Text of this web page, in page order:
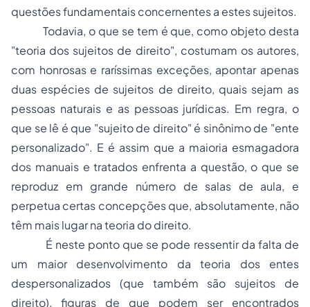
questões fundamentais concernentes a estes sujeitos.
Todavia, o que se tem é que, como objeto desta
"teoria dos sujeitos de direito", costumam os autores,
com honrosas e raríssimas exceções, apontar apenas
duas espécies de sujeitos de direito, quais sejam as
pessoas naturais e as pessoas jurídicas. Em regra, o
que se lê é que "sujeito de direito" é sinônimo de "ente
personalizado". E é assim que a maioria esmagadora
dos manuais e tratados enfrenta a questão, o que se
reproduz em grande número de salas de aula, e
perpetua certas concepções que, absolutamente, não
têm mais lugar na teoria do direito.
É neste ponto que se pode ressentir da falta de
um maior desenvolvimento da teoria dos entes
despersonalizados (que também são sujeitos de
direito), figuras de que podem ser encontrados